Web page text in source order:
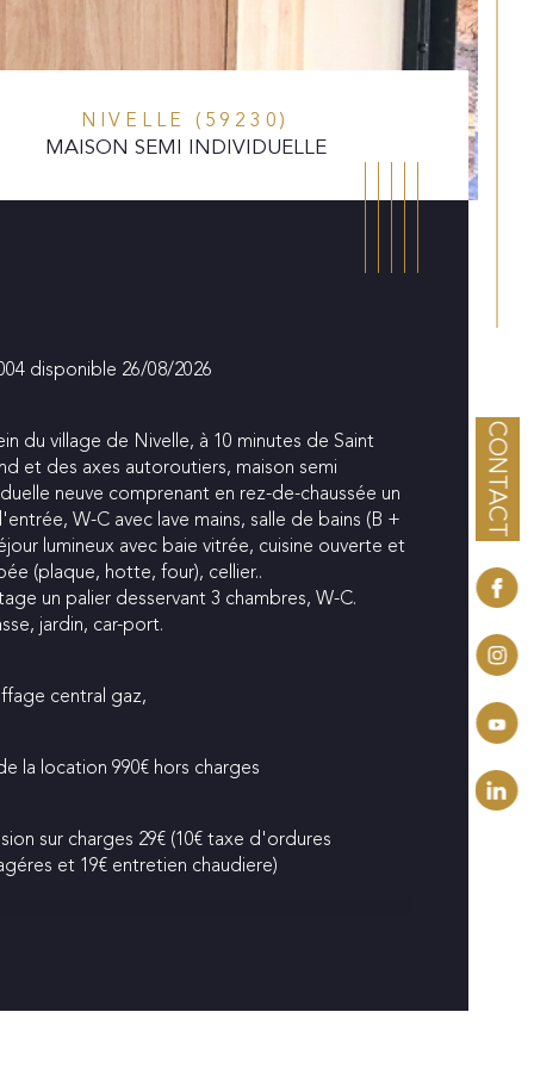
CONTACT
NIVELLE (59230)
MAISON SEMI INDIVIDUELLE
Valeurs
de niveaux
disponible 26/08/2026
du village de Nivelle, à 10 minutes de Saint
et des axes autoroutiers, maison semi
neuve comprenant en rez-de-chaussée un
W-C avec lave mains, salle de bains (B +
lumineux avec baie vitrée, cuisine ouverte et
(plaque, hotte, four), cellier..
un palier desservant 3 chambres, W-C.
jardin, car-port.
central gaz,
la location 990€ hors charges
sur charges 29€ (10€ taxe d'ordures
et 19€ entretien chaudiere)
d'agence à la charge du locataire : 1067€